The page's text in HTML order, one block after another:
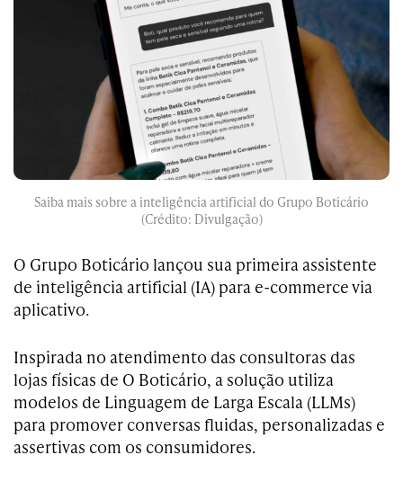
Saiba mais sobre a inteligência artificial do Grupo Boticário
(Crédito: Divulgação)
O Grupo Boticário lançou sua primeira assistente
de inteligência artificial (IA) para e-commerce via
aplicativo.
Inspirada no atendimento das consultoras das
lojas físicas de O Boticário, a solução utiliza
modelos de Linguagem de Larga Escala (LLMs)
para promover conversas fluidas, personalizadas e
assertivas com os consumidores.